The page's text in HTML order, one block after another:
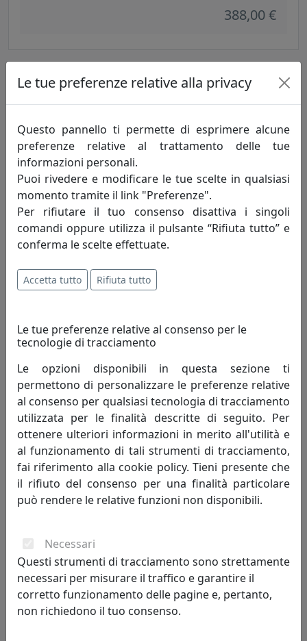
388,00 €
TAVOLINO ROUND 1 ROTONDO D40 IN METALLO CT05040-06
CANAPA
MemeDesign
TAVOLINO ROUND 1 ROTONDO D40 IN METALLO CT05040-07
FANGO
MemeDesign
Le tue preferenze relative alla privacy
Questo pannello ti permette di esprimere alcune
preferenze relative al trattamento delle tue
informazioni personali.
Puoi rivedere e modificare le tue scelte in qualsiasi
momento tramite il link "Preferenze".
Per rifiutare il tuo consenso disattiva i singoli
comandi oppure utilizza il pulsante “Rifiuta tutto” e
conferma le scelte effettuate.
Accetta tutto Rifiuta tutto
Le tue preferenze relative al consenso per le
tecnologie di tracciamento
Le opzioni disponibili in questa sezione ti
permettono di personalizzare le preferenze relative
al consenso per qualsiasi tecnologia di tracciamento
utilizzata per le finalità descritte di seguito. Per
ottenere ulteriori informazioni in merito all'utilità e
al funzionamento di tali strumenti di tracciamento,
fai riferimento alla cookie policy. Tieni presente che
il rifiuto del consenso per una finalità particolare
può rendere le relative funzioni non disponibili.
Necessari
Questi strumenti di tracciamento sono strettamente
necessari per misurare il traffico e garantire il
corretto funzionamento delle pagine e, pertanto,
non richiedono il tuo consenso.